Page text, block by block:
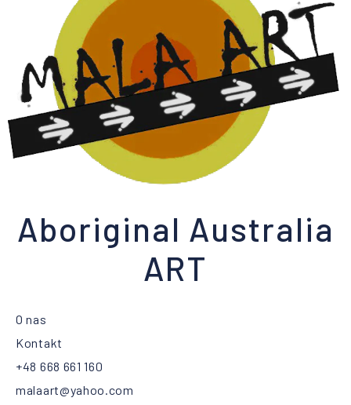
Aboriginal Australia
ART
O nas
Kontakt
+48 668 661 160
malaart@yahoo.com